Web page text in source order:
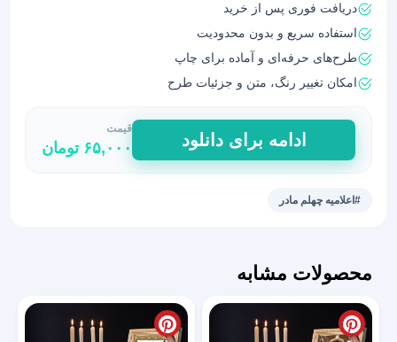
دریافت فوری پس از خرید
استفاده سریع و بدون محدودیت
طرح‌های حرفه‌ای و آماده برای چاپ
امکان تغییر رنگ، متن و جزئیات طرح
اعلامیه
ترحیم
چهلم
مادر
ادامه برای دانلود
قیمت
۶۵,۰۰۰ تومان
#اعلامیه چهلم مادر
محصولات مشابه